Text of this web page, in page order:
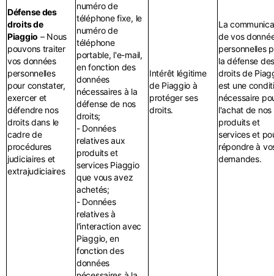
Défense des
droits de
Piaggio – Nous
pouvons traiter
vos données
personnelles
pour constater,
exercer et
défendre nos
droits dans le
cadre de
procédures
judiciaires et
extrajudiciaires
numéro de
téléphone fixe, le
numéro de
téléphone
portable, l'e-mail,
en fonction des
données
nécessaires à la
défense de nos
droits;
- Données
relatives aux
produits et
services Piaggio
que vous avez
achetés;
- Données
relatives à
l'interaction avec
Piaggio, en
fonction des
données
Intérêt légitime
de Piaggio à
protéger ses
droits.
La
de vos
personnelles
la défense
droits de
est une
nécessaire
l'achat de nos
produits et
services et
répondre à
demandes.